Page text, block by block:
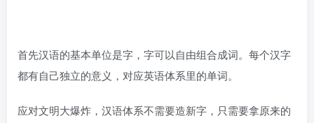
首先汉语的基本单位是字，字可以自由组合成词。每个汉字
都有自己独立的意义，对应英语体系里的单词。
应对文明大爆炸，汉语体系不需要造新字，只需要拿原来的